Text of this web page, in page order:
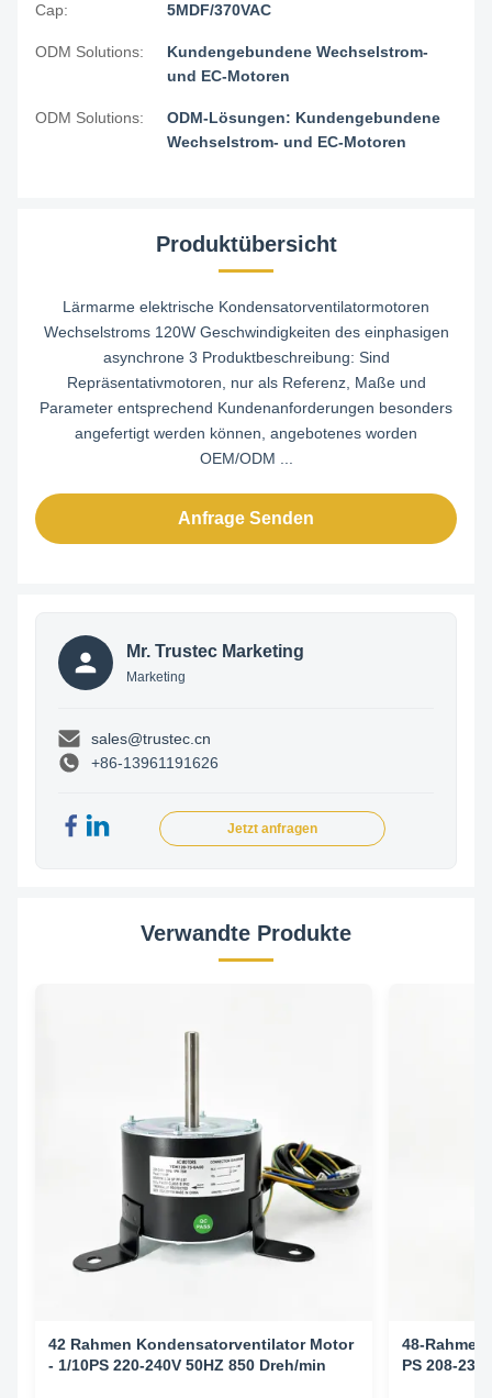
Cap: 5MDF/370VAC
ODM Solutions:
Kundengebundene Wechselstrom-
und EC-Motoren
ODM Solutions:
ODM-Lösungen: Kundengebundene
Wechselstrom- und EC-Motoren
Produktübersicht
Lärmarme elektrische Kondensatorventilatormotoren
Wechselstroms 120W Geschwindigkeiten des einphasigen
asynchrone 3 Produktbeschreibung: Sind
Repräsentativmotoren, nur als Referenz, Maße und
Parameter entsprechend Kundenanforderungen besonders
angefertigt werden können, angebotenes worden
OEM/ODM ...
Anfrage Senden
Mr. Trustec Marketing
Marketing
sales@trustec.cn
+86-13961191626
Jetzt anfragen
Verwandte Produkte
42 Rahmen Kondensatorventilator Motor
- 1/10PS 220-240V 50HZ 850 Dreh/min
48-
PS 208-230